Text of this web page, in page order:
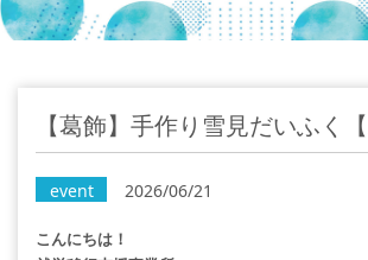
【葛飾】手作り雪見だいふく
event 2026/06/21
こんにちは！